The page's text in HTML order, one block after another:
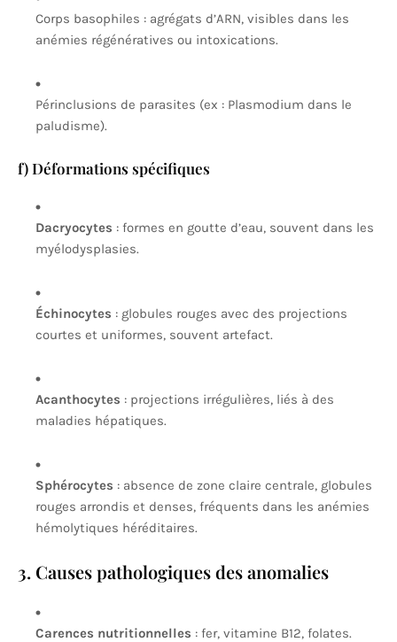
Corps basophiles : agrégats d’ARN, visibles dans les
anémies régénératives ou intoxications.
Périnclusions de parasites (ex : Plasmodium dans le
paludisme).
f) Déformations spécifiques
Dacryocytes : formes en goutte d’eau, souvent dans les
myélodysplasies.
Échinocytes : globules rouges avec des projections
courtes et uniformes, souvent artefact.
Acanthocytes : projections irrégulières, liés à des
maladies hépatiques.
Sphérocytes : absence de zone claire centrale, globules
rouges arrondis et denses, fréquents dans les anémies
hémolytiques héréditaires.
3. Causes pathologiques des anomalies
Carences nutritionnelles : fer, vitamine B12, folates.